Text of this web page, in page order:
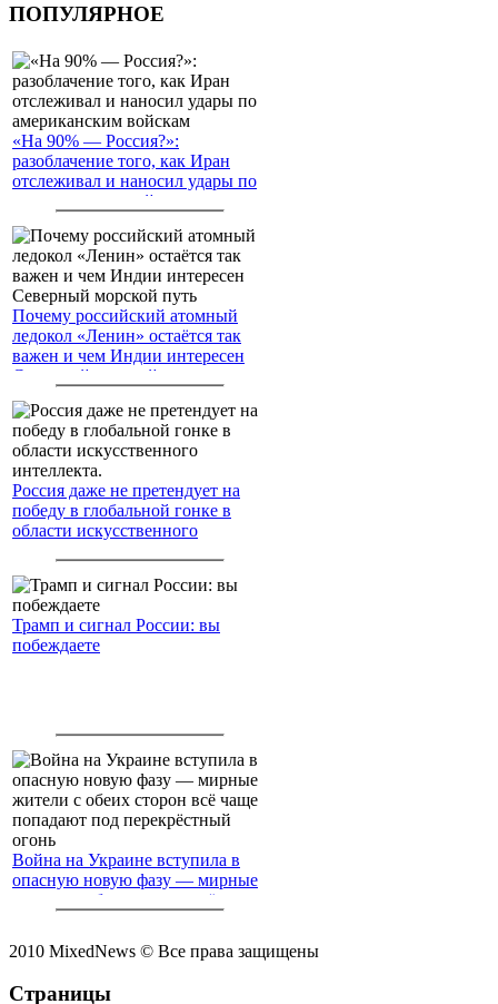
ПОПУЛЯРНОЕ
«На 90% — Россия?»:
разоблачение того, как Иран
отслеживал и наносил удары по
американским войскам
Почему российский атомный
ледокол «Ленин» остаётся так
важен и чем Индии интересен
Северный морской путь
Россия даже не претендует на
победу в глобальной гонке в
области искусственного
Трамп и сигнал России: вы
побеждаете
Война на Украине вступила в
опасную новую фазу — мирные
жители с обеих сторон всё чаще
2010 MixedNews © Все права защищены
Страницы